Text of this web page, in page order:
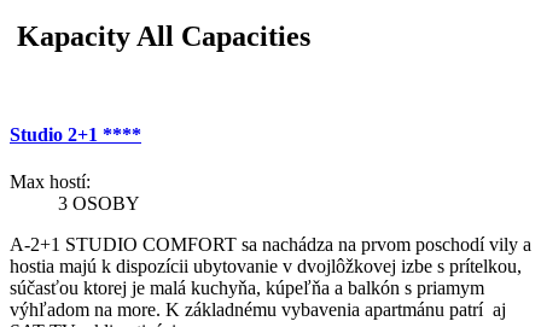
Kapacity All Capacities
Studio 2+1 ****
Max hostí:
3 OSOBY
A-2+1 STUDIO COMFORT sa nachádza na prvom poschodí vily a
hostia majú k dispozícii ubytovanie v dvojlôžkovej izbe s prítelkou,
súčasťou ktorej je malá kuchyňa, kúpeľňa a balkón s priamym
výhľadom na more. K základnému vybavenia apartmánu patrí aj